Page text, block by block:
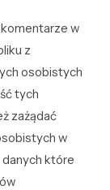
w
z
osobistych
tych
zażądać
w
które